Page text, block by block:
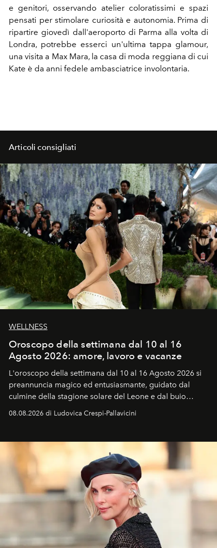
e genitori, osservando atelier coloratissimi e spazi
pensati per stimolare curiosità e autonomia. Prima di
ripartire giovedì dall'aeroporto di Parma alla volta di
Londra, potrebbe esserci un'ultima tappa glamour,
una visita a Max Mara, la casa di moda reggiana di cui
Kate è da anni fedele ambasciatrice involontaria.
Articoli consigliati
WELLNESS
Oroscopo della settimana dal 10 al 16
Agosto 2026: amore, lavoro e vacanze
L'oroscopo della settimana dal 10 al 16 Agosto 2026 si
preannuncia magico ed entusiasmante, guidato dal
culmine della stagione solare del Leone e dal buio
favorevole della Luna nuova in Leone del 12 agosto,
ideale per la notte delle Perseidi.
08.08.2026 di Ludovica Crespi-Pallavicini